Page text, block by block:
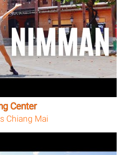
Center
Chiang Mai